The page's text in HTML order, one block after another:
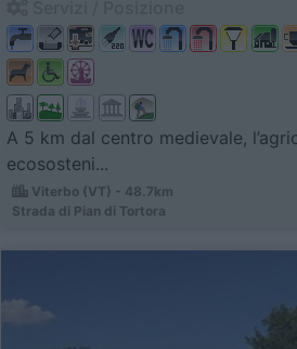
A 5 km dal centro medievale,
ecososteni...
Viterbo (VT) - 48.7km
Strada di Pian di Tortora